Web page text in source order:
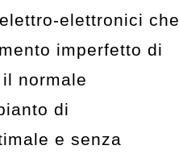
elettronici che
imperfetto di
normale
di
e senza